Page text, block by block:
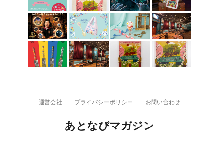
運営会社 プライバシーポリシー お問い合わせ
あとなびマガジン